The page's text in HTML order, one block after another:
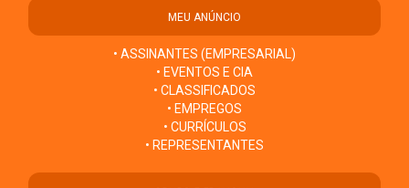
MEU ANÚNCIO
• ASSINANTES (EMPRESARIAL)
• EVENTOS E CIA
• CLASSIFICADOS
• EMPREGOS
• CURRÍCULOS
• REPRESENTANTES